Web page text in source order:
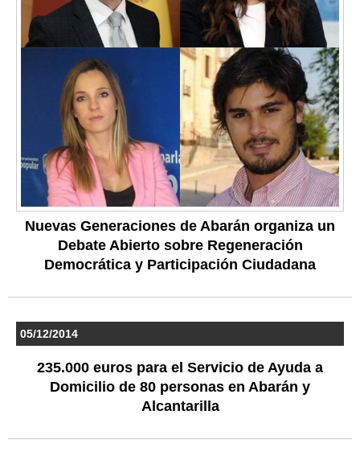
Nuevas Generaciones de Abarán organiza un
Debate Abierto sobre Regeneración
Democrática y Participación Ciudadana
05/12/2014
235.000 euros para el Servicio de Ayuda a
Domicilio de 80 personas en Abarán y
Alcantarilla